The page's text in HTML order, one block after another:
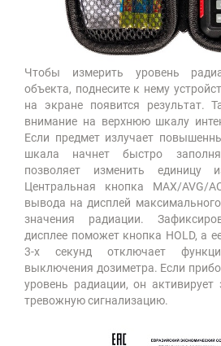
Чтобы измерить уровень
объекта, поднесите к нему
на экране появится результат.
внимание на верхнюю шкалу
Если предмет излучает
шкала начнет быстро
позволяет изменить единицу
Центральная кнопка MAX/AVG/
вывода на дисплей
значения радиации.
дисплее поможет кнопка HOLD, а
3-х секунд отключает
выключения дозиметра. Если
уровень радиации, он
тревожную сигнализацию.